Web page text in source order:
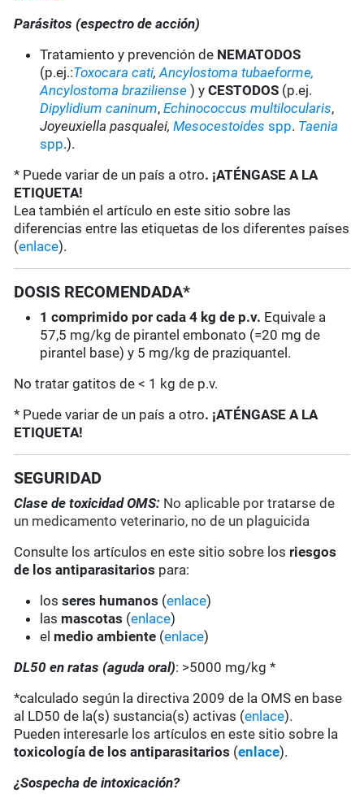
Parásitos (espectro de acción)
Tratamiento y prevención de NEMATODOS
(p.ej.:Toxocara cati,Ancylostoma tubaeforme,
Ancylostoma braziliense ) yCESTODOS (p.ej.
Dipylidium caninum,Echinococcus multilocularis,
Joyeuxiella pasqualei,Mesocestoides spp. Taenia
spp.).
* Puede variar de un país a otro. ¡ATÉNGASE A LA
ETIQUETA!
Lea también el artículo en este sitio sobre las
diferencias entre las etiquetas de los diferentes países
(enlace).
DOSIS RECOMENDADA*
1 comprimido por cada 4 kg de p.v. Equivale a
57,5 mg/kg de pirantel embonato (=20 mg de
pirantel base) y 5 mg/kg de praziquantel.
No tratar gatitos de < 1 kg de p.v.
* Puede variar de un país a otro. ¡ATÉNGASE A LA
ETIQUETA!
SEGURIDAD
Clase de toxicidad OMS: No aplicable por tratarse de
un medicamento veterinario, no de un plaguicida
Consulte los artículos en este sitio sobre los riesgos
de los antiparasitarios para:
losseres humanos (enlace)
las mascotas (enlace)
el medio ambiente (enlace)
DL50 en ratas (aguda oral): >5000 mg/kg *
*calculado según la directiva 2009 de la OMS en base
al LD50 de la(s) sustancia(s) activas (enlace).
Pueden interesarle los artículos en este sitio sobre la
toxicología de los antiparasitarios (enlace).
¿Sospecha de intoxicación?